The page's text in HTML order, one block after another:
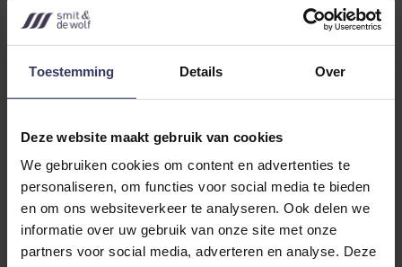
Toestemming Details Over
Deze website maakt gebruik van cookies
We gebruiken cookies om content en advertenties te
personaliseren, om functies voor social media te bieden
en om ons websiteverkeer te analyseren. Ook delen we
informatie over uw gebruik van onze site met onze
partners voor social media, adverteren en analyse. Deze
van de doelmatigheidsgrens.